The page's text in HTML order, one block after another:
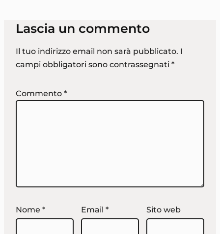
Lascia un commento
Il tuo indirizzo email non sarà pubblicato. I
campi obbligatori sono contrassegnati *
Commento *
Nome * Email * Sito web